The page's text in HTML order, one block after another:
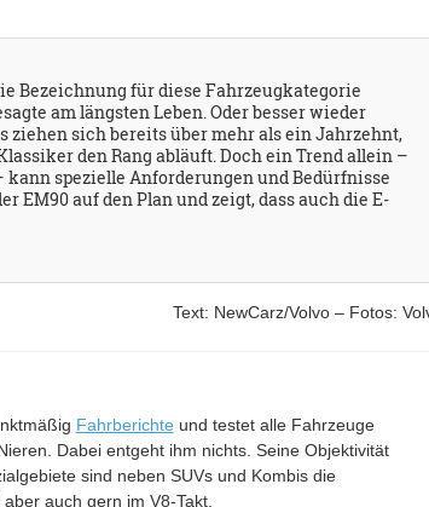
Bezeichnung für diese Fahrzeugkategorie
am längsten Leben. Oder besser wieder
ziehen sich bereits über mehr als ein Jahrzehnt,
den Rang abläuft. Doch ein Trend allein –
spezielle Anforderungen und Bedürfnisse
auf den Plan und zeigt, dass auch die E-
Text: NewCarz/Volvo – Fotos:
Fahrberichte und testet alle Fahrzeuge
Dabei entgeht ihm nichts. Seine Objektivität
sind neben SUVs und Kombis die
auch gern im V8-Takt.